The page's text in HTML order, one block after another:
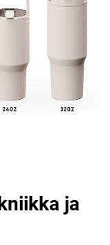
ja